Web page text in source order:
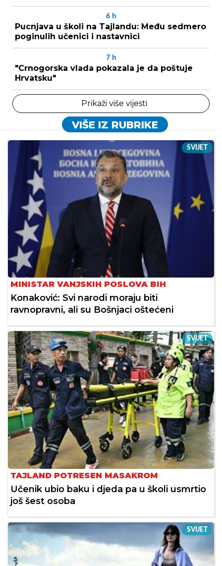
6 h
Pucnjava u školi na Tajlandu: Među sedmero
poginulih učenici i nastavnici
7 h
"Crnogorska vlada pokazala je da poštuje
Hrvatsku"
Prikaži više vijesti
VIŠE IZ RUBRIKE
SVIJET
MINISTAR VANJSKIH POSLOVA BIH
Konaković: Svi narodi moraju biti
ravnopravni, ali su Bošnjaci oštećeni
SVIJET
TAJLAND POTRESEN MASAKROM
Učenik ubio baku i djeda pa u školi usmrtio
još šest osoba
SVIJET